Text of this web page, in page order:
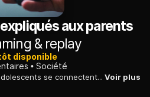
aux parents
& replay
disponible
Société
Chaque jour, des millions d'adolescents se connectent pour suivre les vidéos des jeunes vedettes de Youtube ou Internet : analyse d'un phénomène. Voir plus